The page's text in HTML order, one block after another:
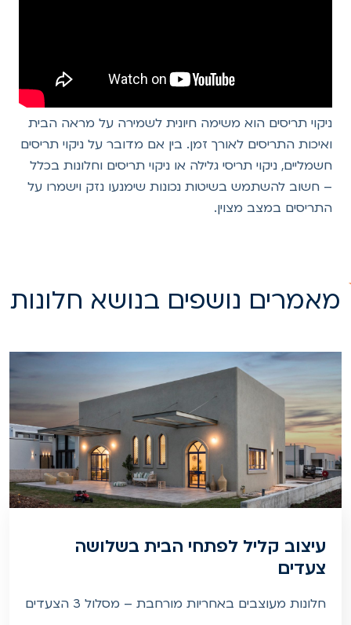
ניקוי תריסים הוא משימה חיונית לשמירה על מראה הבית
ואיכות התריסים לאורך זמן. בין אם מדובר על ניקוי תריסים
חשמליים, ניקוי תריסי גלילה או ניקוי תריסים וחלונות בכלל
– חשוב להשתמש בשיטות נכונות שימנעו נזק וישמרו על
התריסים במצב מצוין.
נושפים בנושא חלונות
עיצוב קליל לפתחי הבית בשלושה
צעדים
חלונות מעוצבים באחריות מורחבת – מסלול 3 הצעדים